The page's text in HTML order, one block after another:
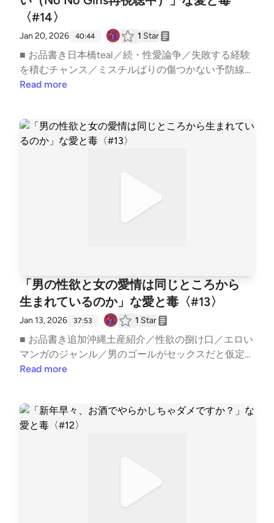
https://twitter.com/snack_aitodokuゆきママX: http
s://twitter.com/nara_deer18ゆきママInstagram: http
s://www.instagram.com/nara_deer18ゆきママTikTok:
https://www.tiktok.com/@nara_deer18 ▼ note番組公
式: https://note.com/snack_ai_to_doku/ゆきママ: http
s://note.com/nara_deer18/収録後の裏話やアフタート
ーク、ママの本音は番組公式noteにてひっそり公開
お待ちしております。
〈#14〉
Jan 20, 2026 40:44 1 Star
■ お品書き日本橋teal／続・性愛論争／失敗する経験
を積むチャンス／ミスチルばりの傷つかない予防線／
陽キャの無自覚な攻撃／人間なら言葉で伝えろ／ネッ
━━━━━━━━━━━スナック愛と毒 〜ゆきママ
の愛、届く？〜━━━━━━━━━━━━━━━━━
7lrPo5CLRKKqLO4tw9TjpA&pi=5Vz1DxHRS_iGx ───
───────────── ▼ あなたの「ちょっと聞いて
でお寄せください。 ──────────────── ▼ 公式
HPhttps://aitodoku.com ▼ SNS番組公式X: https://tw
itter.com/snack_aitodokuゆきママX: https://twitter.c
om/nara_deer18ゆきママInstagram: https://www.inst
agram.com/nara_deer18ゆきママTikTok: https://www.
tiktok.com/@nara_deer18 ▼ note番組公式: https://no
te.com/snack_ai_to_doku/ゆきママ: https://note.co
ュタグ #あいどく でお口直しのご感想もお待ちして
おります。
Read more
「男の性欲と女の愛情は同じところから
生まれているのか」な愛と毒〈#13〉
Jan 13, 2026 37:53 1 Star
■ お品書き追加沖縄土産紹介／性欲の捌け口／エロい
マンガのジャンル／男のゴールがセックスだと仮定す
ると／それ本能ちゃう、錯覚や／与える喜び／現代に
━━━━━━━━━━━━━━━━━━━スナック愛
と毒 〜ゆきママの愛、届く？〜━━━━━━━━━
k9qcXfMYG?si=7lrPo5CLRKKqLO4tw9TjpA&amp;pi=
5Vz1DxHRS_iGx ──────────────── ▼ あなた
Read more